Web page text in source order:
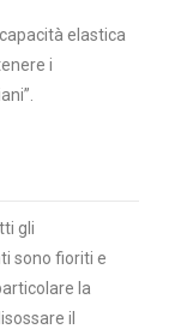
capacità elastica
i
gli
sono fioriti e
la
il